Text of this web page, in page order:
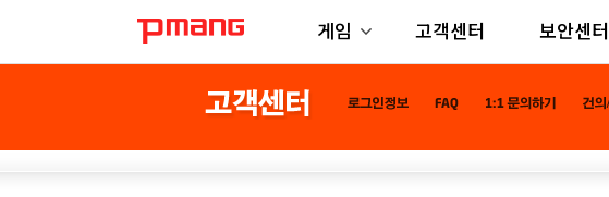
게임 고객센터 보안센터